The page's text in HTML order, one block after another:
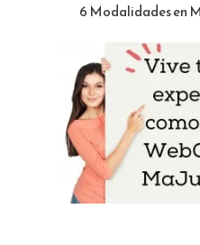
6 Modalidades en